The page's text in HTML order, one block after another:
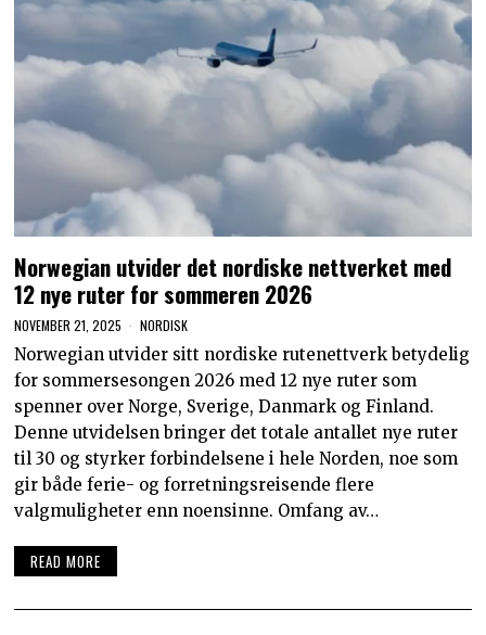
Norwegian utvider det nordiske nettverket med
12 nye ruter for sommeren 2026
NOVEMBER 21, 2025 NORDISK
Norwegian utvider sitt nordiske rutenettverk betydelig
for sommersesongen 2026 med 12 nye ruter som
spenner over Norge, Sverige, Danmark og Finland.
Denne utvidelsen bringer det totale antallet nye ruter
til 30 og styrker forbindelsene i hele Norden, noe som
gir både ferie- og forretningsreisende flere
valgmuligheter enn noensinne. Omfang av…
READ MORE